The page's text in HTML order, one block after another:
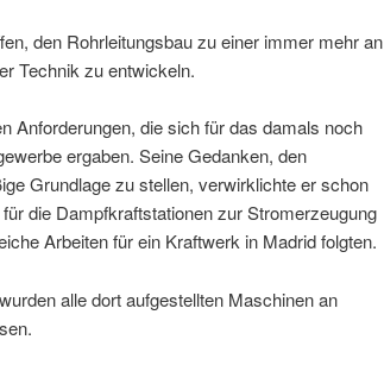
den Rohrleitungsbau zu einer immer mehr an
Technik zu entwickeln.
Anforderungen, die sich für das damals noch
ergaben. Seine Gedanken, den
Grundlage zu stellen, verwirklichte er schon
die Dampfkraftstationen zur Stromerzeugung
Arbeiten für ein Kraftwerk in Madrid folgten.
alle dort aufgestellten Maschinen an